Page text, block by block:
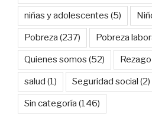
niñas y adolescentes (5)
Pobreza (237) Pobreza
Quienes somos (52)
salud (1) Seguridad social (2)
Sin categoría (146)